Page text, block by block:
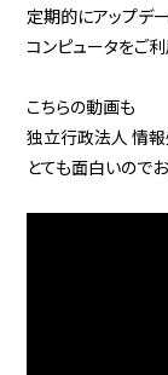
定期的にアップデ
コンピュータをご
こちらの動画も
独立行政法人 情
とても面白いので